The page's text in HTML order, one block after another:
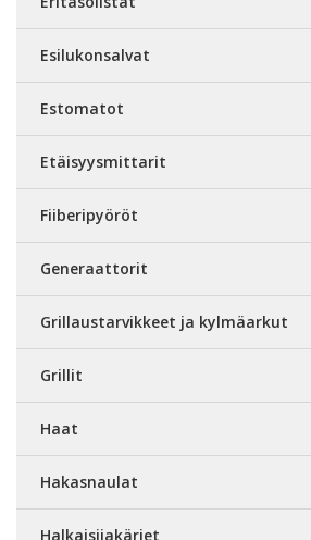
Esilukonsalvat
Estomatot
Etäisyysmittarit
Fiiberipyöröt
Generaattorit
Grillaustarvikkeet ja kylmäarkut
Grillit
Haat
Hakasnaulat
Halkaisijakärjet